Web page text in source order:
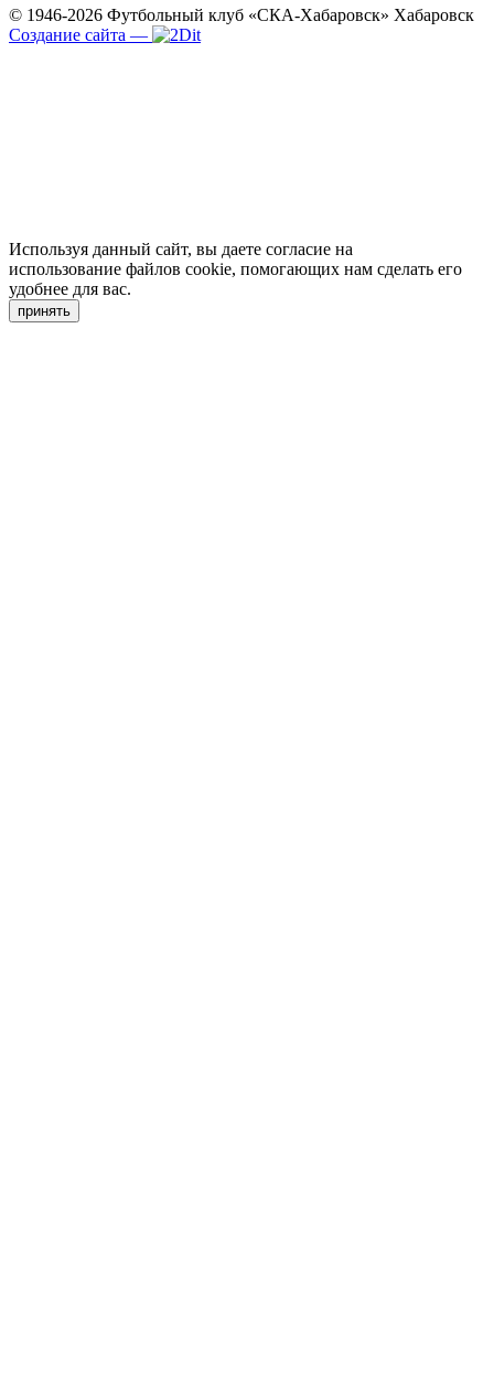
© 1946-2026 Футбольный клуб «СКА-Хабаровск» Хабаровск
Создание сайта —
Используя данный сайт, вы даете согласие на
использование файлов cookie, помогающих нам сделать его
удобнее для вас.
принять